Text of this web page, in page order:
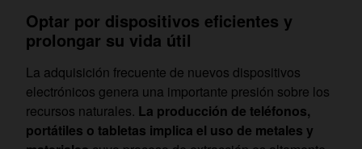
Optar por dispositivos eficientes y
prolongar su vida útil
La adquisición frecuente de nuevos dispositivos
electrónicos genera una importante presión sobre los
recursos naturales. La producción de teléfonos,
portátiles o tabletas implica el uso de metales y